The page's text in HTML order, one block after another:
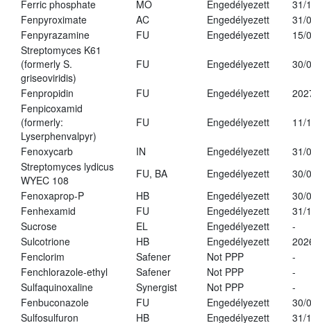
Ferric phosphate
MO Engedélyezett
31/
Fenpyroximate
AC Engedélyezett
31/
Fenpyrazamine
FU Engedélyezett
15/
Streptomyces K61
(formerly S.
griseoviridis)
FU Engedélyezett 30/
Fenpropidin FU Engedélyezett
Fenpicoxamid
(formerly:
Lyserphenvalpyr)
FU Engedélyezett 11/
Fenoxycarb IN Engedélyezett
31/
Streptomyces lydicus
WYEC 108
FU, BA Engedélyezett
30/
Fenoxaprop-P
HB Engedélyezett
30/
Fenhexamid
FU Engedélyezett
31/
Sucrose
EL Engedélyezett
-
Sulcotrione
HB Engedélyezett
Fenclorim
Safener Not PPP
-
Fenchlorazole-ethyl
Safener Not PPP
-
Sulfaquinoxaline
Synergist Not PPP
-
Fenbuconazole
FU Engedélyezett
30/
Sulfosulfuron
HB Engedélyezett
31/